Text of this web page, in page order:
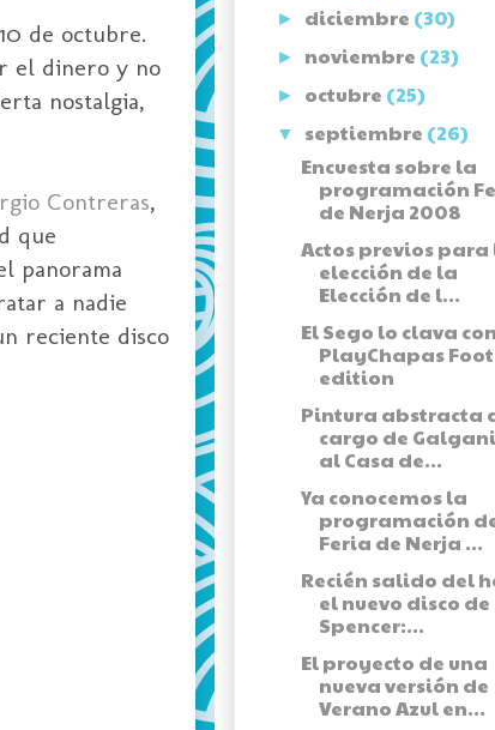
de octubre.
el dinero y no
nostalgia,
Contreras,
que
panorama
a nadie
reciente disco
► diciembre (30)
► noviembre (23)
► octubre (25)
▼ septiembre (26)
Encuesta sobre la
programación
de Nerja 2008
Actos previos para
elección de la
Elección de l...
El Sego lo clava
PlayChapas
edition
Pintura abstracta
cargo de
al Casa de...
Ya conocemos la
programación
Feria de Nerja ...
Recién salido del
el nuevo disco de
Spencer:...
El proyecto de una
nueva versión de
Verano Azul en...